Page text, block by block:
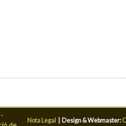
Nota Legal Design & Webmaster: